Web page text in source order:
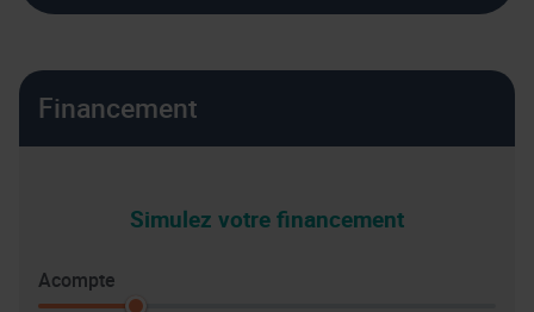
Financement
Simulez votre financement
Acompte